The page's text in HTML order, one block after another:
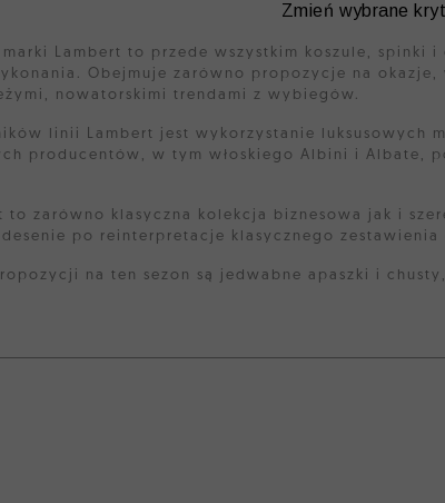
Zmień wybrane
marki Lambert to przede wszystkim koszule,
Obejmuje zarówno propozycje na
nowatorskimi trendami z wybiegów.
linii Lambert jest wykorzystanie luksusowych
producentów, w tym włoskiego Albini i Albate,
to zarówno klasyczna kolekcja biznesowa jak i
po reinterpretacje klasycznego
na ten sezon są jedwabne apaszki i